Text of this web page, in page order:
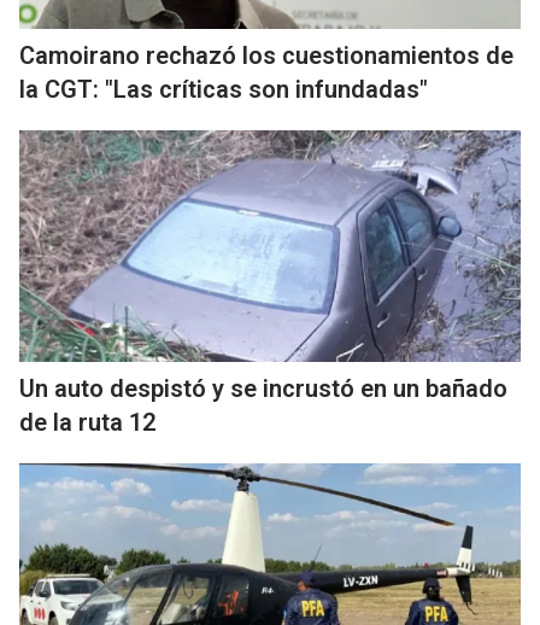
Camoirano rechazó los cuestionamientos de
la CGT: "Las críticas son infundadas"
Un auto despistó y se incrustó en un bañado
de la ruta 12